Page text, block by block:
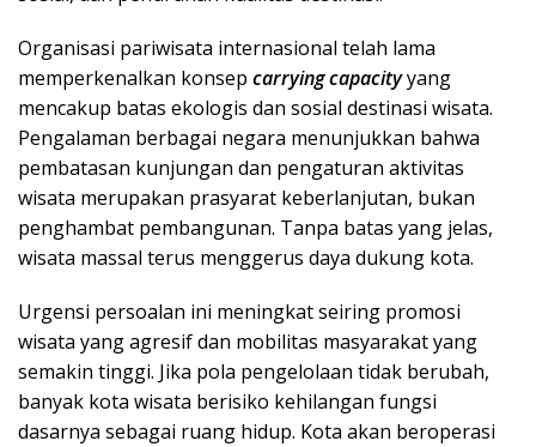
Organisasi pariwisata internasional telah lama
memperkenalkan konsep carrying capacityyang
mencakup batas ekologis dan sosial destinasi wisata.
Pengalaman berbagai negara menunjukkan bahwa
pembatasan kunjungan dan pengaturan aktivitas
wisata merupakan prasyarat keberlanjutan, bukan
penghambat pembangunan. Tanpa batas yang jelas,
wisata massal terus menggerus daya dukung kota.
Urgensi persoalan ini meningkat seiring promosi
wisata yang agresif dan mobilitas masyarakat yang
semakin tinggi. Jika pola pengelolaan tidak berubah,
banyak kota wisata berisiko kehilangan fungsi
dasarnya sebagai ruang hidup. Kota akan beroperasi